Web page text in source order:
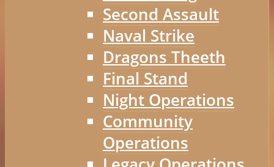
Second Assault
Naval Strike
Dragons Theeth
Final Stand
Night Operations
Community
Operations